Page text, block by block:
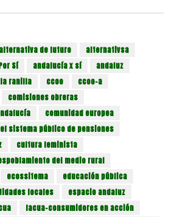
alternativa de futuro
alternativsa
Sí andalucía x sí
andaluz
ranilla ccoo
ccoo-a
comisiones obreras
comunidad europea
sistema público de pensiones
cultura feminista
del medio rural
ecossitema
educación pública
locales
espacio andaluz
facua-consumidores en acción